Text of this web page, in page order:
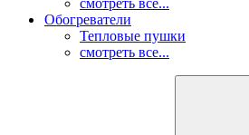
смотреть все...
Обогреватели
Тепловые пушки
смотреть все...